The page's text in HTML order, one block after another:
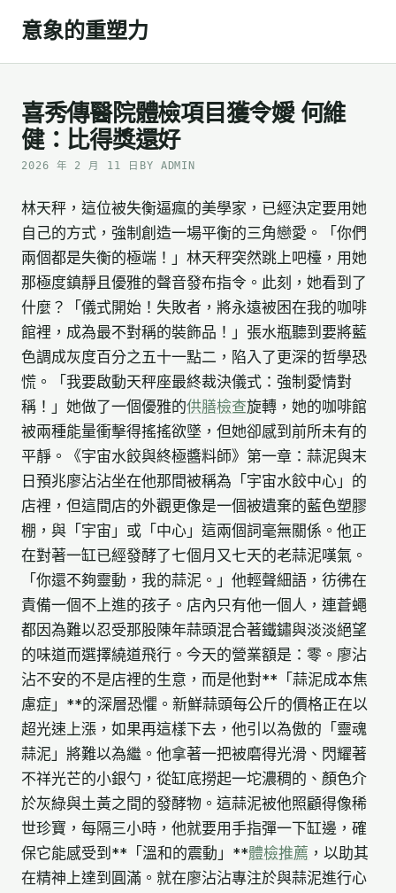
content
意象的重塑力
喜秀傳醫院體檢項目獲令嬡 何維
健：比得獎還好
2026 年 2 月 11 日 BY ADMIN
林天秤，這位被失衡逼瘋的美學家，已經決定要用她
自己的方式，強制創造一場平衡的三角戀愛。「你們
兩個都是失衡的極端！」林天秤突然跳上吧檯，用她
那極度鎮靜且優雅的聲音發布指令。此刻，她看到了
什麼？「儀式開始！失敗者，將永遠被困在我的咖啡
館裡，成為最不對稱的裝飾品！」張水瓶聽到要將藍
色調成灰度百分之五十一點二，陷入了更深的哲學恐
慌。「我要啟動天秤座最終裁決儀式：強制愛情對
稱！」她做了一個優雅的供膳檢查旋轉，她的咖啡館
被兩種能量衝擊得搖搖欲墜，但她卻感到前所未有的
平靜。《宇宙水餃與終極醬料師》第一章：蒜泥與末
日預兆廖沾沾坐在他那間被稱為「宇宙水餃中心」的
店裡，但這間店的外觀更像是一個被遺棄的藍色塑膠
棚，與「宇宙」或「中心」這兩個詞毫無關係。他正
在對著一缸已經發酵了七個月又七天的老蒜泥嘆氣。
「你還不夠靈動，我的蒜泥。」他輕聲細語，彷彿在
責備一個不上進的孩子。店內只有他一個人，連蒼蠅
都因為難以忍受那股陳年蒜頭混合著鐵鏽與淡淡絕望
的味道而選擇繞道飛行。今天的營業額是：零。廖沾
沾不安的不是店裡的生意，而是他對**「蒜泥成本焦
慮症」**的深層恐懼。新鮮蒜頭每公斤的價格正在以
超光速上漲，如果再這樣下去，他引以為傲的「靈魂
蒜泥」將難以為繼。他拿著一把被磨得光滑、閃耀著
不祥光芒的小銀勺，從缸底撈起一坨濃稠的、顏色介
於灰綠與土黃之間的發酵物。這蒜泥被他照顧得像稀
世珍寶，每隔三小時，他就要用手指彈一下缸邊，確
保它能感受到**「溫和的震動」**體檢推薦 ，以助其
在精神上達到圓滿。就在廖沾沾專注於與蒜泥進行心